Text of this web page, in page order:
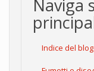
Naviga
Indice del blog